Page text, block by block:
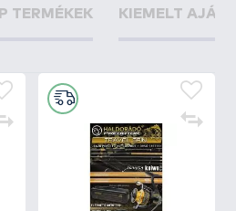
TERMÉKEK KIEMELT